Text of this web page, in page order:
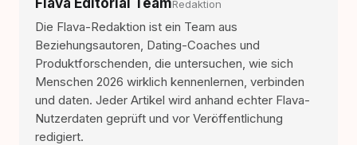
Flava Editorial TeamRedaktion
Die Flava-Redaktion ist ein Team aus
Beziehungsautoren, Dating-Coaches und
Produktforschenden, die untersuchen, wie sich
Menschen 2026 wirklich kennenlernen, verbinden
und daten. Jeder Artikel wird anhand echter Flava-
Nutzerdaten geprüft und vor Veröffentlichung
redigiert.